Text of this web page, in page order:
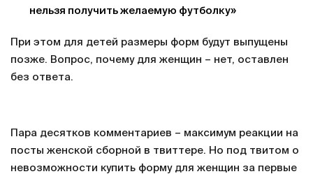
нельзя получить желаемую футболку»
При этом для детей размеры форм будут выпущены
позже. Вопрос, почему для женщин – нет, оставлен
без ответа.
Пара десятков комментариев – максимум реакции на
посты женской сборной в твиттере. Но под твитом о
невозможности купить форму для женщин за первые